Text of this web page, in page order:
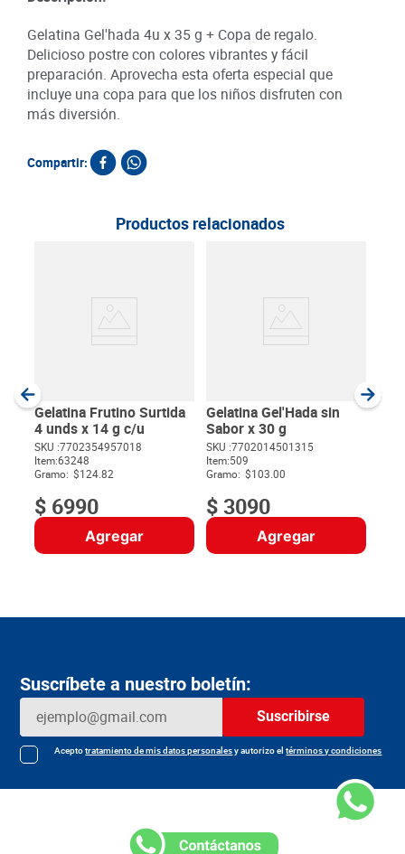
Gelatina Gel'hada 4u x 35 g + Copa de regalo.
Delicioso postre con colores vibrantes y fácil
preparación. Aprovecha esta oferta especial que
incluye una copa para que los niños disfruten con
más diversión.
Compartir:
Productos relacionados
Gelatina Frutino Surtida
4 unds x 14 g c/u
SKU :7702354957018
Item:63248
Gramo: $124.82
$ 6990
Agregar
Gelatina Gel'Hada sin
Sabor x 30 g
SKU :7702014501315
Item:509
Gramo: $103.00
$3090
Agregar
Suscríbete a nuestro boletín:
Suscribirse
Aceptotratamiento de mis datos personalesy autorizo eltérminos y condiciones